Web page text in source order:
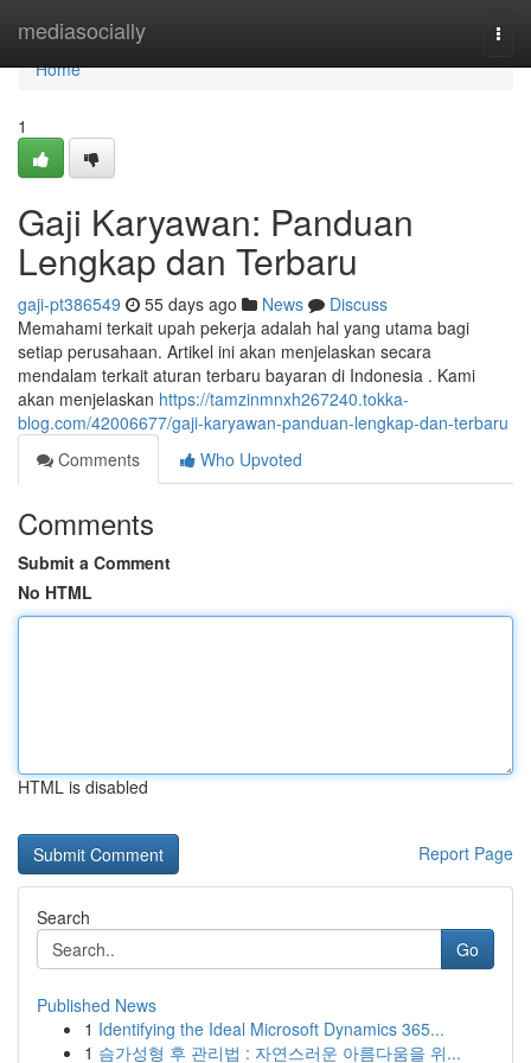
mediasocially
Home
Home
1
Gaji Karyawan: Panduan
Lengkap dan Terbaru
gaji-pt386549 55 days ago News
Discuss
Memahami terkait upah pekerja adalah hal yang utama bagi
setiap perusahaan. Artikel ini akan menjelaskan secara
mendalam terkait aturan terbaru bayaran di Indonesia . Kami
akan menjelaskan https://tamzinmnxh267240.tokka-
blog.com/42006677/gaji-karyawan-panduan-lengkap-dan-terbaru
Comments
Who Upvoted
Comments
Submit a Comment
No HTML
HTML is disabled
Report Page
Search
Go
Published News
1 Identifying the Ideal Microsoft Dynamics 365...
1 슴가성형 후 관리법 : 자연스러운 아름다움을 위...